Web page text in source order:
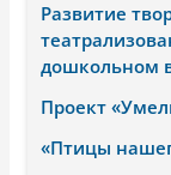
Развитие
дошкольном
Проект
«Птицы